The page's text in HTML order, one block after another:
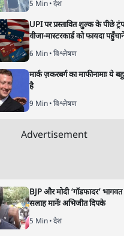
5 Min• देश
UPI पर प्रस्तावित शुल्क के पीछे
वीजा-मास्टरकार्ड को फायदा
6 Min• विश्लेषण
मार्क ज़करबर्ग का माफीनामाः ये
है
9 Min• विश्लेषण
Advertisement
BJP और मोदी ‘गॉडफादर’
सलाह मानेंः अभिजीत दिपके
5 Min• देश